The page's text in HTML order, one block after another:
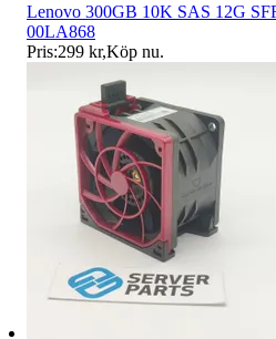
Lenovo 300GB 10K SAS 12G
00LA868
Pris:299 kr,Köp nu.